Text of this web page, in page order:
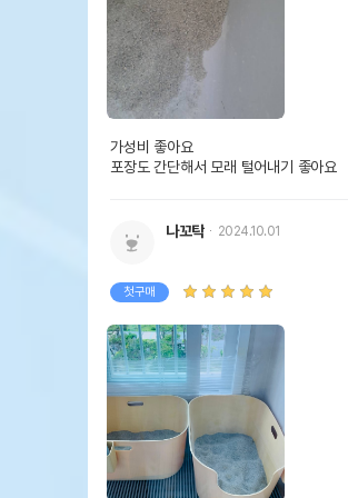
가성비 좋아요
포장도 간단해서 모래 털어내기 좋아요
나꼬탁 2024.10.01
첫구매